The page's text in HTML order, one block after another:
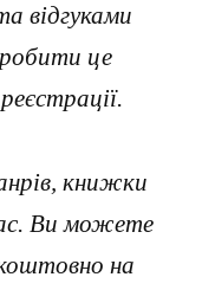
відгуками
це
книжки
Ви можете
на